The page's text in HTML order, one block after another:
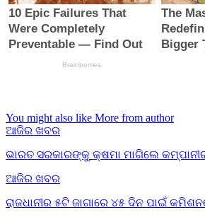
You might also like More from author
ଆଜିର ଖବର
ଭାରତ ସରକାରଙ୍କୁ କ୍ଷମା ମାଗିଲେ
ଆଜିର ଖବର
ରାଜଧାନୀର ୫ଟି ଜାଗାରେ ୪୫ ଦିନ ପାଇଁ